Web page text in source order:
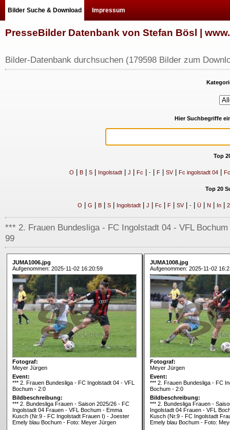
Bilder Suche & Download Impressum
PresseBilder Datenbank von Stefan Bösl |
Bilder-Datenbank durchsuchen (179598 Bilder zum
Hier Suchbegriffe
Top
O B| S| Ingolstadt| J Fc -| F| SV| Fc ingolstadt 04|
Top 20
O G B| S| Ingolstadt| J Fc F| SV| -| Ü| N In| 2
*** 2. Frauen Bundesliga - FC Ingolstadt 04 - VFL
99
JUMA1006.jpg
Aufgenommen: 2025-11-02 16:20:59
Fotograf:
Meyer Jürgen
Event:
*** 2. Frauen Bundesliga - FC Ingolstadt 04 - VFL
Bochum - 2:0
Bildbeschreibung:
*** 2. Bundesliga Frauen - Saison 2025/26 - FC
Ingolstadt 04 Frauen - VFL Bochum - Emma
Kusch (Nr.9 - FC Ingolstadt Frauen I) - Joester
Emely blau Bochum - Foto: Meyer Jürgen
JUMA1008.jpg
Aufgenommen: 2025-11-02
Fotograf:
Meyer Jürgen
Event:
*** 2. Frauen Bundesliga - FC
Bochum - 2:0
Bildbeschreibung:
*** 2. Bundesliga Frauen -
Ingolstadt 04 Frauen - VFL
Kusch (Nr.9 - FC Ingolstadt
Emely blau Bochum - Foto: